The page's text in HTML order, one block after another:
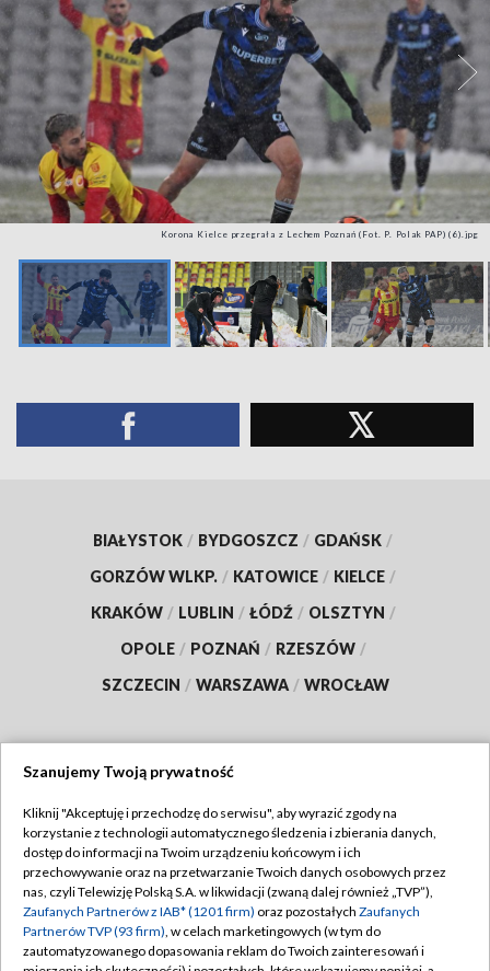
Korona Kielce przegrała z Lechem Poznań (Fot. P. Polak PAP) (6).jpg
BIAŁYSTOK / BYDGOSZCZ / GDAŃSK /
GORZÓW WLKP. / KATOWICE / KIELCE /
KRAKÓW / LUBLIN / ŁÓDŹ / OLSZTYN /
OPOLE / POZNAŃ / RZESZÓW /
SZCZECIN / WARSZAWA / WROCŁAW
TVP
Abonament TVP
Emisja w TVP
Centrum informacji TVP
Regulamin TVP
Polityka prywatności
Moje zgody
Szanujemy Twoją prywatność
Kliknij "Akceptuję i przechodzę do serwisu", aby wyrazić zgody na
korzystanie z technologii automatycznego śledzenia i zbierania danych,
dostęp do informacji na Twoim urządzeniu końcowym i ich
przechowywanie oraz na przetwarzanie Twoich danych osobowych przez
nas, czyli Telewizję Polską S.A. w likwidacji (zwaną dalej również „TVP”),
Zaufanych Partnerów z IAB* (1201 firm) oraz pozostałych Zaufanych
Partnerów TVP (93 firm), w celach marketingowych (w tym do
zautomatyzowanego dopasowania reklam do Twoich zainteresowań i